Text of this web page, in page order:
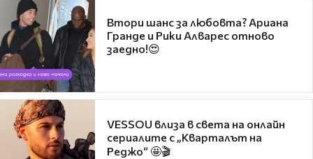
Втори шанс за любовта? Ариана
Гранде и Рики Алварес отново
заедно!😍
VESSOU влиза в света на онлайн
сериалите с „Кварталът на
Реджо“ 🤩🎬